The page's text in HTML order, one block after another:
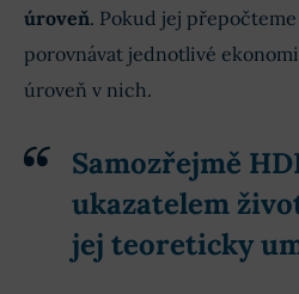
úroveň. Pokud jej
porovnávat jednotlivé
úroveň v nich.
Samozřejmě
ukazatelem
jej teoreticky